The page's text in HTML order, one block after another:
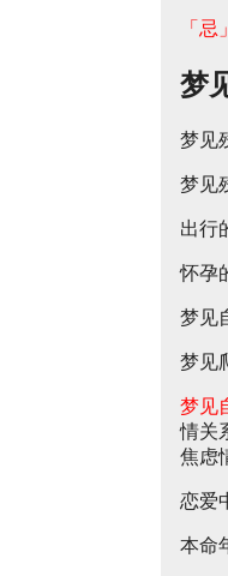
「
梦
梦见
梦见
出行
怀孕
梦见
梦见
梦见
情关
焦虑
恋爱
本命